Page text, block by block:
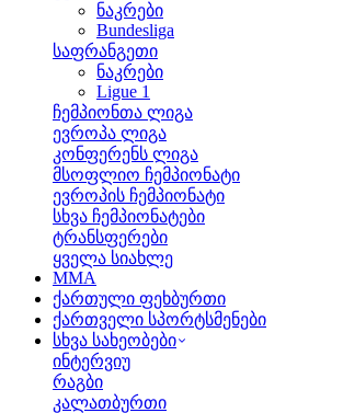
ნაკრები
Bundesliga
საფრანგეთი
ნაკრები
Ligue 1
ჩემპიონთა ლიგა
ევროპა ლიგა
კონფერენს ლიგა
მსოფლიო ჩემპიონატი
ევროპის ჩემპიონატი
სხვა ჩემპიონატები
ტრანსფერები
ყველა სიახლე
MMA
ქართული ფეხბურთი
ქართველი სპორტსმენები
სხვა სახეობები
ინტერვიუ
რაგბი
კალათბურთი